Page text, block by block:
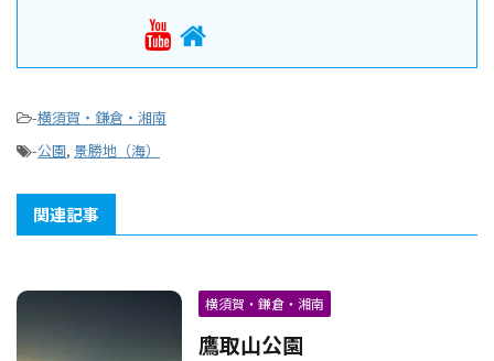
-横須賀・鎌倉・湘南
-公園, 景勝地（海）
関連記事
横須賀・鎌倉・湘南
鷹取山公園